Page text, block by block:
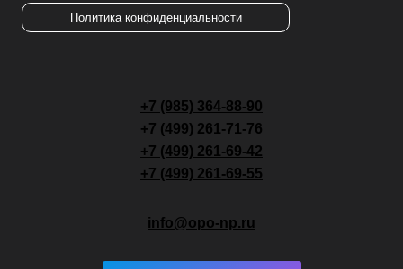
Политика конфиденциальности
+7 (985) 364-88-90
+7 (499) 261-71-76
+7 (499) 261-69-42
+7 (499) 261-69-55
info@opo-np.ru